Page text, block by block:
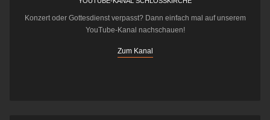
Konzert oder Gottesdienst verpasst? Dann einfach mal auf unserem
YouTube-Kanal nachschauen!
Zum Kanal